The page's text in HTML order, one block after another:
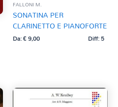
FALLONI M.
SONATINA PER
CLARINETTO E PIANOFORTE
Da:€9,00 Diff: 5